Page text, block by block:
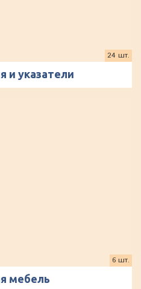
и указатели
24 шт.
мебель
6 шт.